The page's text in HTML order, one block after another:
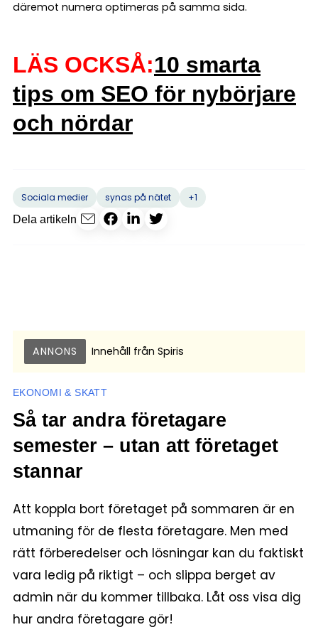
däremot numera optimeras på samma sida.
LÄS OCKSÅ:10 smarta
tips om SEO för nybörjare
och nördar
Sociala medier synas på nätet
+1
Dela artikeln
ANNONS Innehåll från Spiris
EKONOMI & SKATT
Så tar andra företagare
semester – utan att företaget
stannar
Att koppla bort företaget på sommaren är en
utmaning för de flesta företagare. Men med
rätt förberedelser och lösningar kan du faktiskt
vara ledig på riktigt – och slippa berget av
admin när du kommer tillbaka. Låt oss visa dig
hur andra företagare gör!